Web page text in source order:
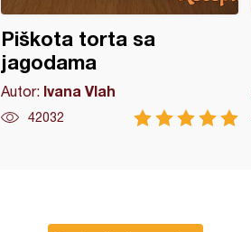
Piškota torta sa
jagodama
Autor: Ivana Vlah
42032